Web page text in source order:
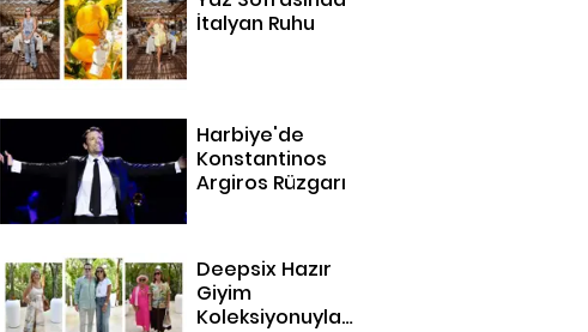
İtalyan Ruhu
Harbiye'de
Konstantinos
Argiros Rüzgarı
Deepsix Hazır
Giyim
Koleksiyonuyla